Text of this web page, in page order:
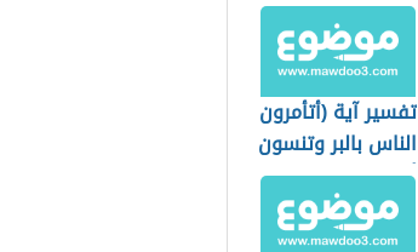
تفسير آية (أتأمرون
الناس بالبر وتنسون
أنفسكم)